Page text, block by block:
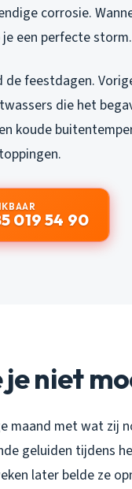
corrosie.
een perfecte storm.
feestdagen.
die het
koude
019 54 90
niet
maand met wat zij
geluiden tijdens
later belde ze